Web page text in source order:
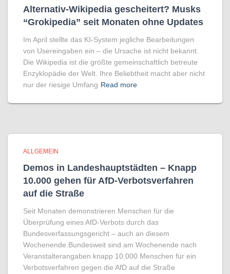
Alternativ-Wikipedia gescheitert? Musks
“Grokipedia” seit Monaten ohne Updates
Im April stellte das KI-System jegliche Bearbeitungen
von Usereingaben ein – die Ursache ist nicht bekannt.
Die Wikipedia ist die größte gemeinschaftlich betreute
Enzyklopädie der Welt. Ihre Beliebtheit macht aber nicht
nur der riesige Umfang Read more
ALLGEMEIN
Demos in Landeshauptstädten – Knapp
10.000 gehen für AfD-Verbotsverfahren
auf die Straße
Seit Monaten demonstrieren Menschen für die
Überprüfung eines AfD-Verbots durch das
Bundesverfassungsgericht – auch an diesem
Wochenende.Bundesweit sind am Wochenende nach
Veranstalterangaben knapp 10.000 Menschen für ein
Verbotsverfahren gegen die AfD auf die Straße